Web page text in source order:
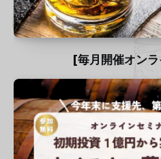
[毎月開催オン